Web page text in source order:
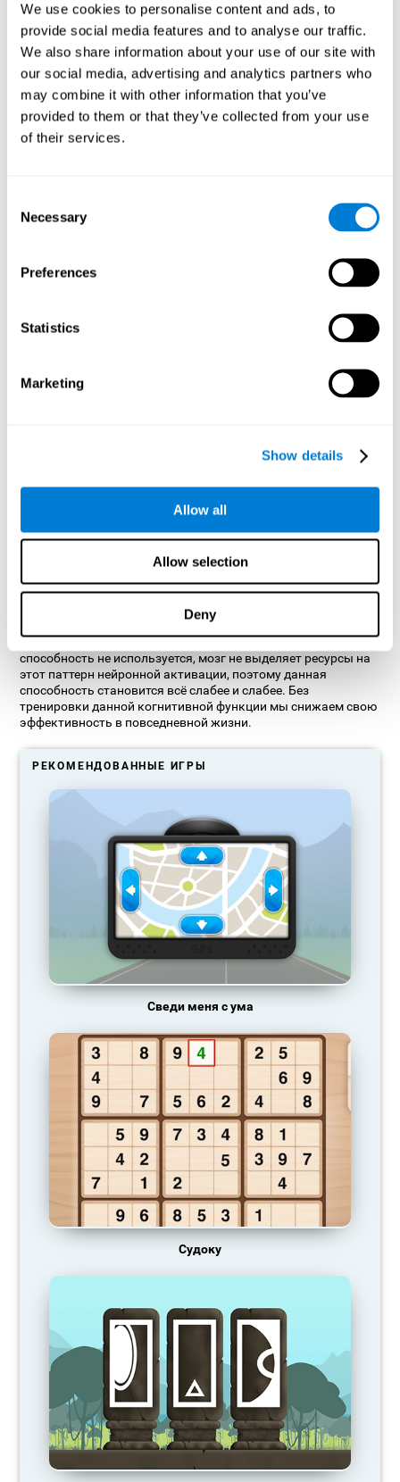
We use cookies to personalise content and ads, to
provide social media features and to analyse our traffic.
We also share information about your use of our site with
our social media, advertising and analytics partners who
may combine it with other information that you’ve
provided to them or that they’ve collected from your use
of their services.
Selection
Necessary
Preferences
Statistics
Marketing
Show details
Allow all
Allow selection
Deny
помогает улучшить мои
когнитивные способности?
Регулярная и постоянная тренировка с помощью таких игр,
как "Музыкальные пары" от CogniFit, стимулирует
специфический паттерн нейронной активации, который
помогает нейронным сетям реорганизоваться и
восстановить ослабленные или повреждённые когнитивные
функции.
когнитивные функции. Игра "Музыкальные пары"
направлена на стимулирование навыков, связанных с
памятью.
Ориентировочная графическая проекция нейронных сетей
после 3 недель.
Что происходит, когда я не
тренирую свои когнитивные
способности?
Наш мозг стремится экономить ресурсы, устраняя
неиспользуемые связи. Если какая-то когнитивная
способность не используется, мозг не выделяет ресурсы на
этот паттерн нейронной активации, поэтому данная
способность становится всё слабее и слабее. Без
тренировки данной когнитивной функции мы снижаем свою
эффективность в повседневной жизни.
РЕКОМЕНДОВАННЫЕ ИГРЫ
Сведи меня с ума
Судоку